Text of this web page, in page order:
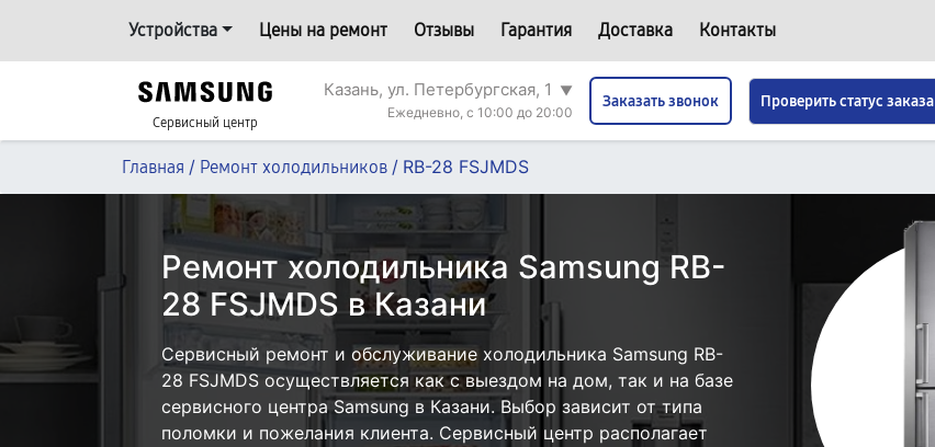
Устройства Цены на ремонт Отзывы Гарантия Доставка Контакты
Сервисный центр
Казань, ул. Петербургская, 1
▼
Ежедневно, с 10:00 до 20:00
Заказать звонок Проверить статус заказа
Главная / Ремонт холодильников / RB-28 FSJMDS
Ремонт холодильника Samsung RB-
28 FSJMDS в Казани
Сервисный ремонт и обслуживание холодильника Samsung RB-
28 FSJMDS осуществляется как с выездом на дом, так и на базе
сервисного центра Samsung в Казани. Выбор зависит от типа
поломки и пожелания клиента. Сервисный центр располагает